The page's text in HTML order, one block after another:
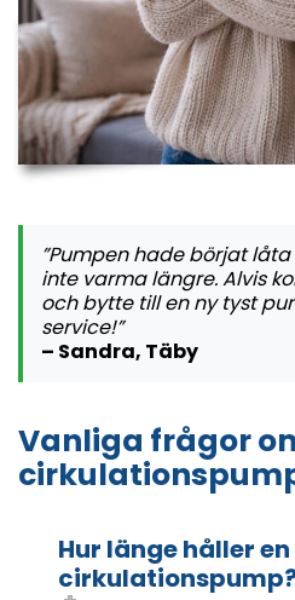
”Pumpen hade börjat
inte varma längre. Alvis
och bytte till en ny tyst
service!”
– Sandra, Täby
Vanliga frågor
Hur länge håller en